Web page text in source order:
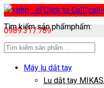
0989.317.789
Tìm kiếm sản phẩmphẩm:
Máy lu dắt tay
Lu dắt tay